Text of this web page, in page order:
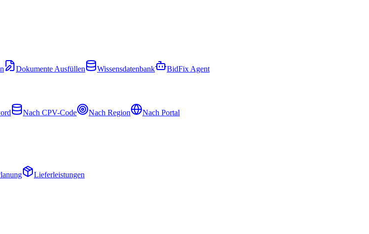
Dokumente Ausfüllen Wissensdatenbank BidFix Agent
Nach CPV-Code Nach Region Nach Portal
Lieferleistungen